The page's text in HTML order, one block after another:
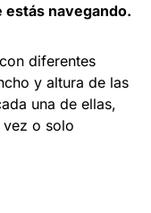
estás navegando.
diferentes
y altura de las
una de ellas,
vez o solo